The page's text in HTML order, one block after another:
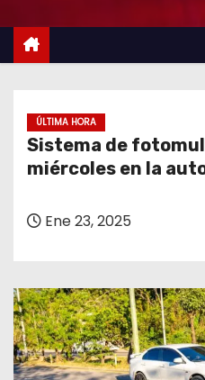
ÚLTIMA HORA
Sistema de
miércoles en la
Ene 23, 2025